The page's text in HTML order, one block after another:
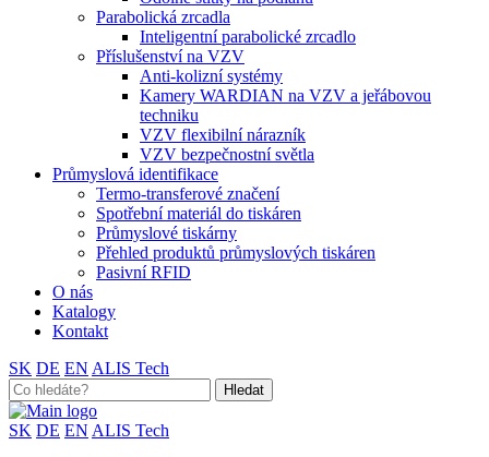
Parabolická zrcadla
Inteligentní parabolické zrcadlo
Příslušenství na VZV
Anti-kolizní systémy
Kamery WARDIAN na VZV a jeřábovou
techniku
VZV flexibilní nárazník
VZV bezpečnostní světla
Průmyslová identifikace
Termo-transferové značení
Spotřební materiál do tiskáren
Průmyslové tiskárny
Přehled produktů průmyslových tiskáren
Pasivní RFID
O nás
Katalogy
Kontakt
SK DE EN ALIS Tech
Search
for:
SK DE EN ALIS Tech